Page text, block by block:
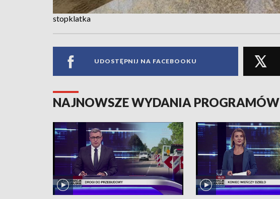
stopklatka
UDOSTĘPNIJ NA FACEBOOKU
NAJNOWSZE WYDANIA PROGRAMÓW